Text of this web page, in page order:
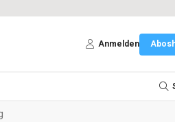
Anmelden